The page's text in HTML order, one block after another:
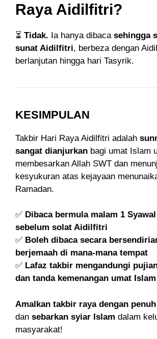
Raya Aidilfitri?
⏳ Tidak. Ia hanya dibaca sehingga
sunat Aidilfitri, berbeza dengan
berlanjutan hingga hari Tasyrik.
KESIMPULAN
Takbir Hari Raya Aidilfitri adalah
sangat dianjurkan bagi umat Islam
membesarkan Allah SWT dan
kesyukuran atas kejayaan
Ramadan.
✅ Dibaca bermula malam 1
sebelum solat Aidilfitri
✅ Boleh dibaca secara
berjemaah di mana-mana tempat
✅ Lafaz takbir mengandungi
dan tanda kemenangan umat Islam
Amalkan takbir raya dengan
dan sebarkan syiar Islam dalam
masyarakat!